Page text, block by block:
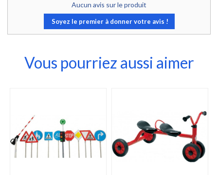
Aucun avis sur le produit
Soyez le premier à donner votre avis !
Vous pourriez aussi aimer